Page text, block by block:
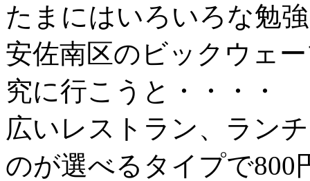
たまにはいろいろな勉
安佐南区のビックウェ
究に行こうと・・・・
広いレストラン、ラン
のが選べるタイプで